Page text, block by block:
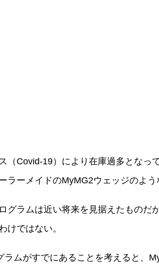
（Covid-19）により在庫過多とな
ラーメイドのMyMG2ウェッジのよう
グラムは近い将来を見据えたものだ
けではない。
ムがすでにあることを考えると、